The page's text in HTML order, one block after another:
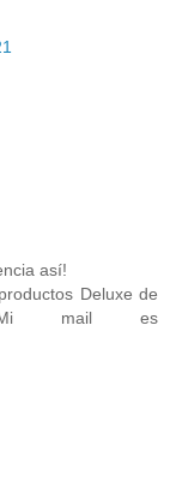
así!
Deluxe de
Mi mail es